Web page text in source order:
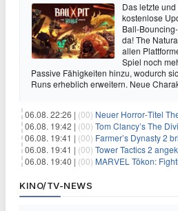
Das letzte
kostenlose
Ball-
da! The
allen
Spiel noch
Passive Fähigkeiten hinzu, wodurch
Runs erheblich erweitern. Neue
06.08. 22:26 | (00) Neuer Horror‑Titel
06.08. 19:42 | (00) Tom Clancy’s The Division
06.08. 19:41 | (00) Farmer’s Dynasty 2
06.08. 19:41 | (00) Tower Tactics 2 angekündigt: Tower
06.08. 19:40 | (00) MARVEL Tōkon:
KINO/TV-NEWS